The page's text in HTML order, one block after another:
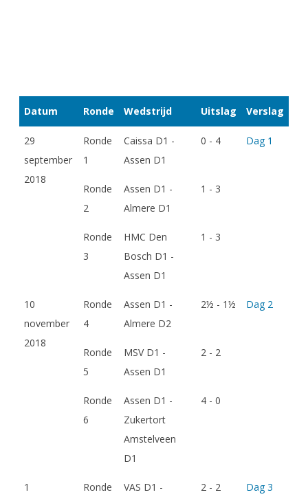
Datum Ronde Wedstrijd Uitslag Verslag
29
september
2018
Ronde
1
Caissa D1 -
Assen D1
0 - 4 Dag 1
Ronde
2
Assen D1 -
Almere D1
1 - 3
Ronde
3
HMC Den
Bosch D1 -
Assen D1
1 - 3
10
november
2018
Ronde
4
Assen D1 -
Almere D2
2½ - 1½ Dag 2
Ronde
5
MSV D1 -
Assen D1
2 - 2
Ronde
6
Assen D1 -
Zukertort
Amstelveen
D1
4 - 0
1
Ronde
VAS D1 -
2 - 2 Dag 3